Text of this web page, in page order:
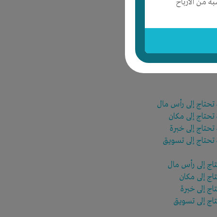
من الأرباح
إلى رأس مال
إلى مكان
إلى خبرة
إلى تسويق
إلى رأس مال
إلى مكان
إلى خبرة
إلى تسويق